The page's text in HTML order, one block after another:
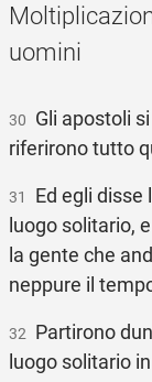
uomini
30 Gli apostoli
riferirono tutto
31
Ed egli disse
luogo solitario,
la gente che
neppure il
32 Partirono
luogo solitario